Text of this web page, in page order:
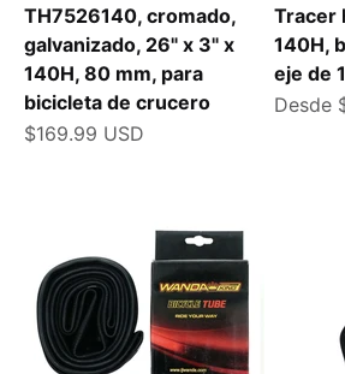
TH7526140, cromado,
galvanizado, 26" x 3" x
140H, 80 mm, para
bicicleta de crucero
Precio de oferta
$169.99 USD
Tracer
140H,
eje de
Precio
Desde